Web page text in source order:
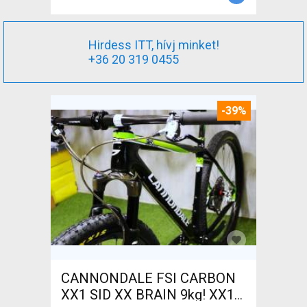
Hirdess ITT, hívj minket!
+36 20 319 0455
-39%
CANNONDALE FSI CARBON
XX1 SID XX BRAIN 9kg! XX1